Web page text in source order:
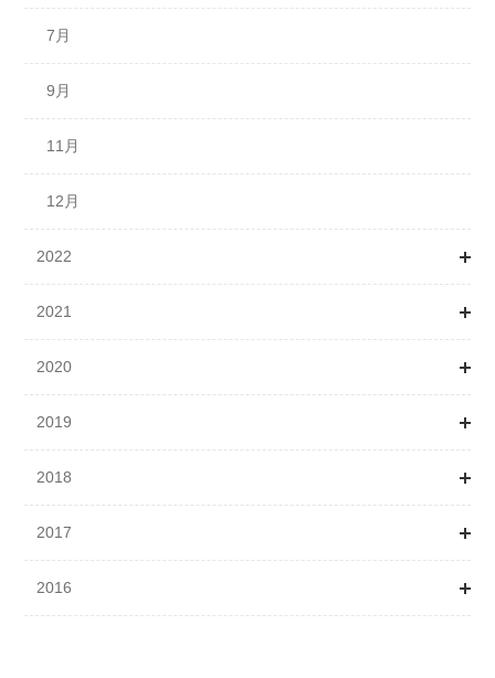
8月
9月
10月
11月
12月
6月
8月
10月
11月
12月
7月
9月
11月
12月
2022
1月
2月
3月
4月
5月
6月
2021
1月
2月
3月
4月
5月
2020
1月
2月
3月
4月
2019
1月
2月
3月
2018
1月
2月
2017
1月
2016